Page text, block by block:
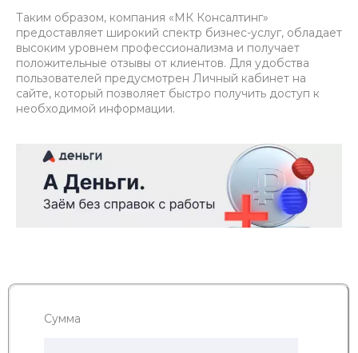
Таким образом, компания «МК Консалтинг»
предоставляет широкий спектр бизнес-услуг, обладает
высоким уровнем профессионализма и получает
положительные отзывы от клиентов. Для удобства
пользователей предусмотрен Личный кабинет на
сайте, который позволяет быстро получить доступ к
необходимой информации.
Сумма